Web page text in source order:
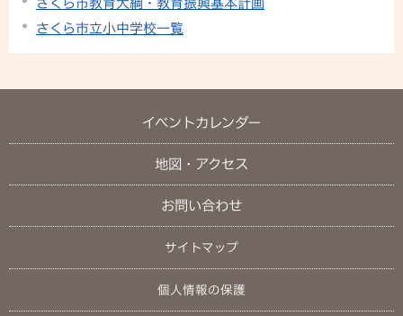
さくら市教育大綱・教育振興基本計画
さくら市立小中学校一覧
イベントカレンダー
地図・アクセス
お問い合わせ
サイトマップ
個人情報の保護